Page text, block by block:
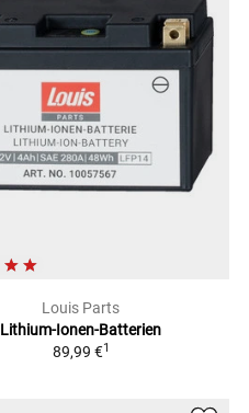
Louis Parts
Lithium-Ionen-Batterien
89,99 €1